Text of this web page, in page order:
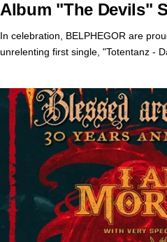
Album "The Devils"
In celebration, BELPHEGOR are
unrelenting first single, "Totentanz -